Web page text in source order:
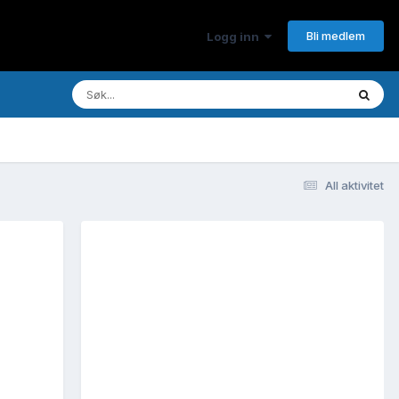
Logg inn Bli medlem
All aktivitet